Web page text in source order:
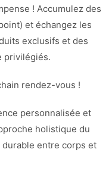
! Accumulez des
et échangez les
exclusifs et des
privilégiés.
rendez-vous !
personnalisée et
holistique du
entre corps et